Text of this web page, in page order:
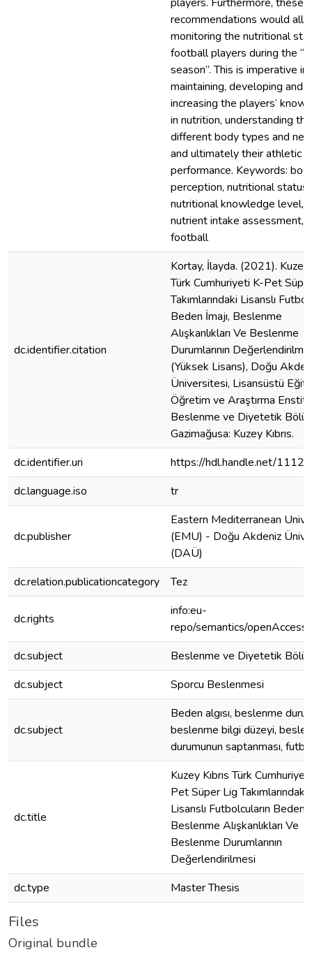
recommendations would
monitoring the nutritional
football players during the
season”. This is imperative in
maintaining, developing and
increasing the players’
in nutrition, understanding
different body types and
and ultimately their athletic
performance. Keywords:
perception, nutritional status,
nutritional knowledge level,
nutrient intake assessment,
football
dc.identifier.citation
Kortay, İlayda. (2021). Kuzey
Türk Cumhuriyeti K-Pet
Takımlarındaki Lisanslı
Beden İmajı, Beslenme
Alışkanlıkları Ve Beslenme
Durumlarının
(Yüksek Lisans), Doğu
Üniversitesi, Lisansüstü
Öğretim ve Araştırma
Beslenme ve Diyetetik
Gazimağusa: Kuzey Kıbrıs.
dc.identifier.uri
https://hdl.handle.net/
dc.language.iso
tr
dc.publisher
Eastern Mediterranean
(EMU) - Doğu Akdeniz
(DAÜ)
dc.relation.publicationcategory
Tez
dc.rights
info:eu-
repo/semantics/openAccess
dc.subject
Beslenme ve Diyetetik
dc.subject
Sporcu Beslenmesi
dc.subject
Beden algısı, beslenme
beslenme bilgi düzeyi,
durumunun saptanması,
dc.title
Kuzey Kıbrıs Türk
Pet Süper Lig Takımlarındaki
Lisanslı Futbolcuların Beden
Beslenme Alışkanlıkları Ve
Beslenme Durumlarının
Değerlendirilmesi
dc.type
Master Thesis
Files
Original bundle